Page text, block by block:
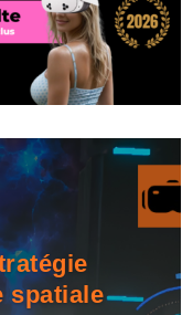
spatiale